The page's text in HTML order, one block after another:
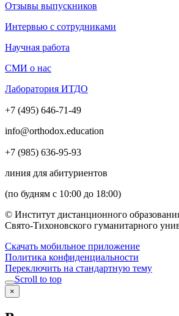
Отзывы выпускников
Интервью с сотрудниками
Научная работа
СМИ о нас
Лаборатория ИТДО
+7 (495) 646-71-49
info@orthodox.education
+7 (985) 636-95-93
линия для абитуриентов
(по будням с 10:00 до 18:00)
© Институт дистанционного
Свято-Тихоновского гуманитарного
Скачать мобильное приложение
Политика конфиденциальности
Переключить на стандартную тему
Scroll to top
×